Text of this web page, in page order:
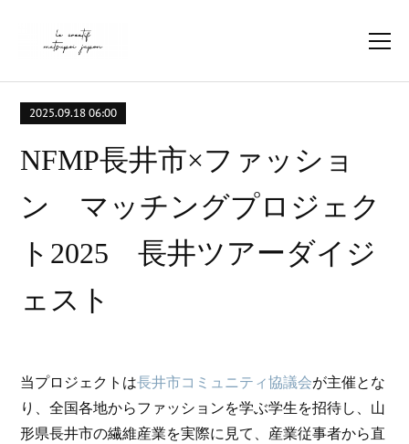
2025.09.18 06:00
NFMP長井市×ファッショ
ン マッチングプロジェク
ト2025 長井ツアーダイジ
ェスト
当プロジェクトは長井市コミュニティ協議会が主催とな
り、全国各地からファッションを学ぶ学生を招待し、山
形県長井市の繊維産業を実際に見て、産業従事者から直